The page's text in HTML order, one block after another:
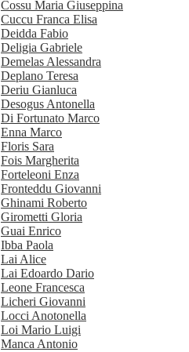
Cossu Maria Giuseppina
Cuccu Franca Elisa
Deidda Fabio
Deligia Gabriele
Demelas Alessandra
Deplano Teresa
Deriu Gianluca
Desogus Antonella
Di Fortunato Marco
Enna Marco
Floris Sara
Fois Margherita
Forteleoni Enza
Fronteddu Giovanni
Ghinami Roberto
Girometti Gloria
Guai Enrico
Ibba Paola
Lai Alice
Lai Edoardo Dario
Leone Francesca
Licheri Giovanni
Locci Anotonella
Loi Mario Luigi
Manca Antonio